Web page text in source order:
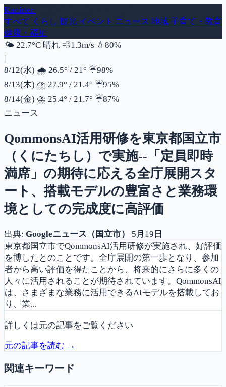
Kunitter
すべて くらし 観光 イベント ニュース 地域 子育て・教育
健康・福祉
🌤️ 22.7°C 晴れ 💨風速
1.3m/s 💧 湿度
80%
|
8/12(水) 🌧️ 26.5° / 21° ☔降水確率
98%
8/13(木) ⛈️ 27.9° / 21.4° ☔降水確率
95%
8/14(金) ⛈️ 25.4° / 21.7° ☔降水確率
87%
ニュース
QommonsAI活用研修を東京都国立市
（くにたちし）で実施--「定員即時
満席」の期待に応える全庁展開スタ
ート、搭載モデルの豊富さと業務環
境としての完成度に高評価
出典: Googleニュース（国立市）
5月19日
東京都国立市でQommonsAI活用研修が実施され、好評価
を博したとのことです。全庁展開の第一歩となり、参加
者から高い評価を得たことから、将来的にさらに多くの
人々に活用されることが期待されています。QommonsAI
は、さまざまな業務に活用できるAIモデルを搭載してお
り、業...
詳しくは元の記事をご覧ください
元の記事を読む →
関連キーワード